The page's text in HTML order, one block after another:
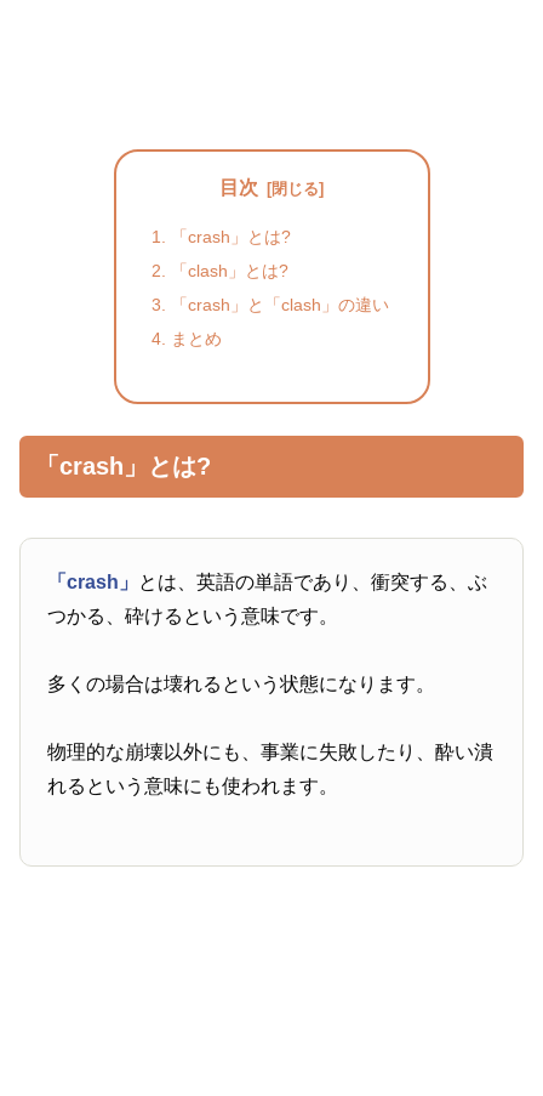
目次
「crash」とは?
「clash」とは?
「crash」と「clash」の違い
まとめ
「crash」とは?
「crash」 とは、英語の単語であり、衝突する、ぶ
つかる、砕けるという意味です。
多くの場合は壊れるという状態になります。
物理的な崩壊以外にも、事業に失敗したり、酔い潰
れるという意味にも使われます。